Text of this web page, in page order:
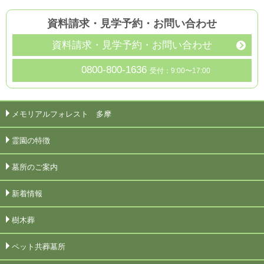
資料請求・見学予約 ・ お問い合わせ
資料請求・見学予約・お問い合わせ
0800-800-1636 受付：9:00〜17:00
メモリアルフォレスト 多摩
霊園の特徴
墓所のご案内
新着情報
樹木葬
ペット共葬墓所